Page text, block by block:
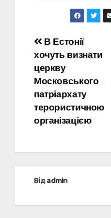
Навігація
записів
В Естонії
хочуть визнати
церкву
Московського
патріархату
терористичною
організацією
Відadmin